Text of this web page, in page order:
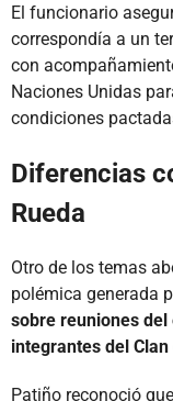
El funcionario
correspondía a un
con
Naciones Unidas
condiciones
Diferencias
Rueda
Otro de los temas
polémica generada
sobre reuniones del
integrantes del
Patiño reconoció